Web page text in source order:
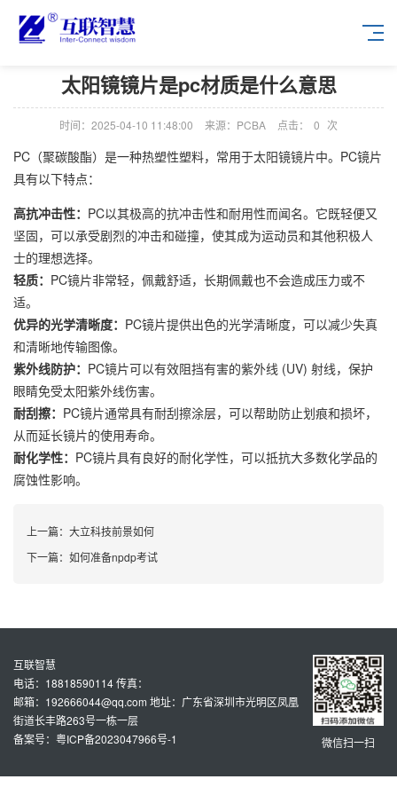
太阳镜镜片是pc材质是什么意思
时间：2025-04-10 11:48:00 来源：PCBA 点击： 0 次
PC（聚碳酸酯）是一种热塑性塑料，常用于太阳镜镜片中。PC镜片
具有以下特点：
高抗冲击性： PC以其极高的抗冲击性和耐用性而闻名。它既轻便又
坚固，可以承受剧烈的冲击和碰撞，使其成为运动员和其他积极人
士的理想选择。
轻质： PC镜片非常轻，佩戴舒适，长期佩戴也不会造成压力或不
适。
优异的光学清晰度： PC镜片提供出色的光学清晰度，可以减少失真
和清晰地传输图像。
紫外线防护： PC镜片可以有效阻挡有害的紫外线 (UV) 射线，保护
眼睛免受太阳紫外线伤害。
耐刮擦： PC镜片通常具有耐刮擦涂层，可以帮助防止划痕和损坏，
从而延长镜片的使用寿命。
耐化学性： PC镜片具有良好的耐化学性，可以抵抗大多数化学品的
腐蚀性影响。
上一篇： 大立科技前景如何
下一篇： 如何准备npdp考试
微信扫一扫
互联智慧
电话：18818590114 传真：
邮箱：192666044@qq.com 地址：广东省深圳市光明区凤凰
街道长丰路263号一栋一层
备案号：粤ICP备2023047966号-1